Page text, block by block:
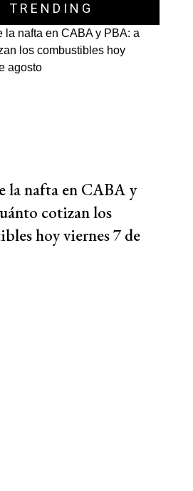
TRENDING
la nafta en CABA y
cotizan los
hoy viernes 7 de